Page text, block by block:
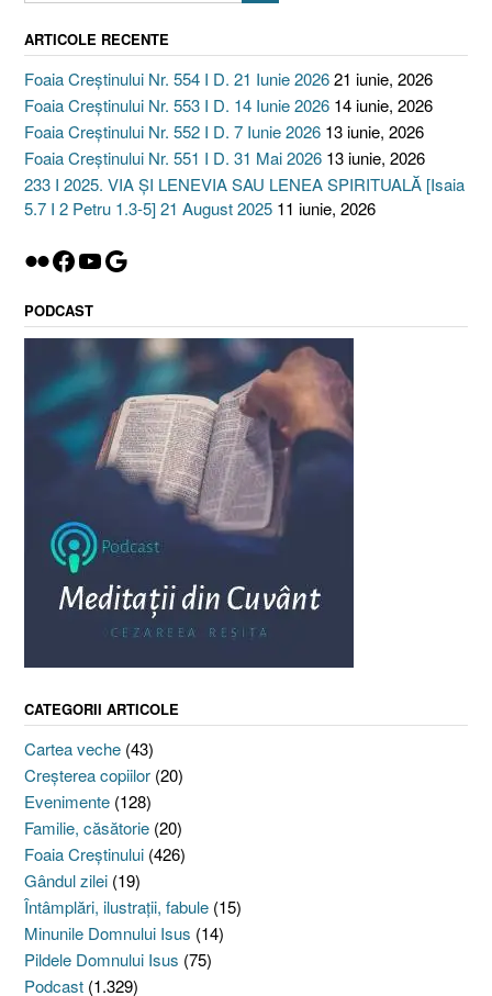
ARTICOLE RECENTE
Foaia Creștinului Nr. 554 I D. 21 Iunie 202621 iunie, 2026
Foaia Creștinului Nr. 553 I D. 14 Iunie 2026 14 iunie, 2026
Foaia Creștinului Nr. 552 I D. 7 Iunie 2026 13 iunie, 2026
Foaia Creștinului Nr. 551 I D. 31 Mai 2026 13 iunie, 2026
233 I 2025. VIA ȘI LENEVIA SAU LENEA SPIRITUALĂ [Isaia
5.7 I 2 Petru 1.3-5] 21 August 2025 11 iunie, 2026
Flickr
Facebook
YouTube
Google
PODCAST
CATEGORII ARTICOLE
Cartea veche (43)
Creşterea copiilor (20)
Evenimente (128)
Familie, căsătorie (20)
Foaia Creştinului (426)
Gândul zilei (19)
Întâmplări, ilustraţii, fabule (15)
Minunile Domnului Isus (14)
Pildele Domnului Isus (75)
Podcast (1.329)